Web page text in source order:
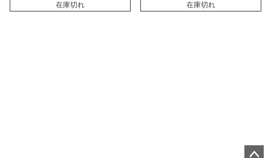
在庫切れ 在庫切れ